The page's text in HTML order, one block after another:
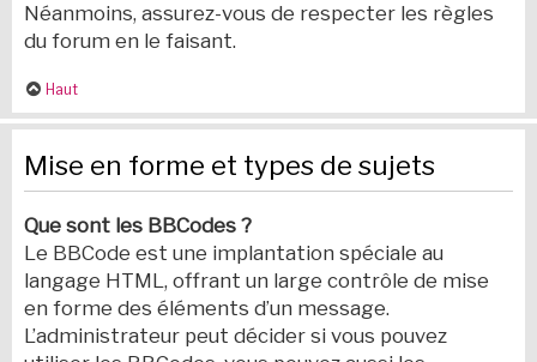
Néanmoins, assurez-vous de respecter les règles
du forum en le faisant.
Haut
Mise en forme et types de sujets
Que sont les BBCodes ?
Le BBCode est une implantation spéciale au
langage HTML, offrant un large contrôle de mise
en forme des éléments d’un message.
L’administrateur peut décider si vous pouvez